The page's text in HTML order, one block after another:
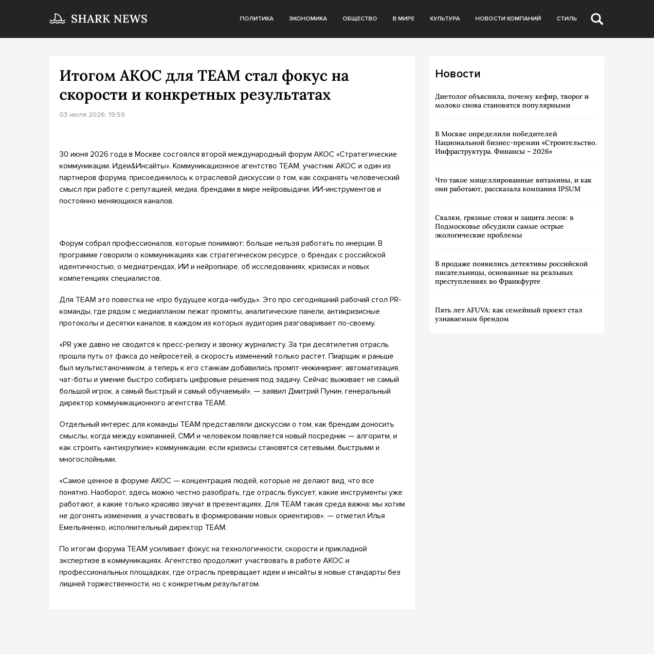
ПОЛИТИКА ЭКОНОМИКА ОБЩЕСТВО В МИРЕ КУЛЬТУРА НОВОСТИ КОМПАНИЙ СТИЛЬ
Итогом АКОС для TEAM стал фокус на
скорости и конкретных результатах
03 июля 2026, 19:59
30 июня 2026 года в Москве состоялся второй международный форум АКОС «Стратегические
коммуникации. Идеи&Инсайты». Коммуникационное агентство TEAM, участник АКОС и один из
партнеров форума, присоединилось к отраслевой дискуссии о том, как сохранять человеческий
смысл при работе с репутацией, медиа, брендами в мире нейровыдачи, ИИ-инструментов и
постоянно меняющихся каналов.
Форум собрал профессионалов, которые понимают: больше нельзя работать по инерции. В
программе говорили о коммуникациях как стратегическом ресурсе, о брендах с российской
идентичностью, о медиатрендах, ИИ и нейропиаре, об исследованиях, кризисах и новых
компетенциях специалистов.
Для TEAM это повестка не «про будущее когда-нибудь». Это про сегодняшний рабочий стол PR-
команды, где рядом с медиапланом лежат промпты, аналитические панели, антикризисные
протоколы и десятки каналов, в каждом из которых аудитория разговаривает по-своему.
«PR уже давно не сводится к пресс-релизу и звонку журналисту. За три десятилетия отрасль
прошла путь от факса до нейросетей, а скорость изменений только растет. Пиарщик и раньше
был мультистаночником, а теперь к его станкам добавились промпт-инжиниринг, автоматизация,
чат-боты и умение быстро собирать цифровые решения под задачу. Сейчас выживает не самый
большой игрок, а самый быстрый и самый обучаемый», — заявил Дмитрий Пунин, генеральный
директор коммуникационного агентства TEAM.
Отдельный интерес для команды TEAM представляли дискуссии о том, как брендам доносить
смыслы, когда между компанией, СМИ и человеком появляется новый посредник — алгоритм, и
как строить «антихрупкие» коммуникации, если кризисы становятся сетевыми, быстрыми и
многослойными.
«Самое ценное в форуме АКОС — концентрация людей, которые не делают вид, что все
понятно. Наоборот, здесь можно честно разобрать, где отрасль буксует, какие инструменты уже
работают, а какие только красиво звучат в презентациях. Для TEAM такая среда важна: мы хотим
не догонять изменения, а участвовать в формировании новых ориентиров», — отметил Илья
Емельяненко, исполнительный директор TEAM.
По итогам форума TEAM усиливает фокус на технологичности, скорости и прикладной
экспертизе в коммуникациях. Агентство продолжит участвовать в работе АКОС и
профессиональных площадках, где отрасль превращает идеи и инсайты в новые стандарты без
лишней торжественности, но с конкретным результатом.
Новости
Диетолог объяснила, почему кефир, творог и
молоко снова становятся популярными
В Москве определили победителей
Национальной бизнес-премии «Строительство.
Инфраструктура. Финансы – 2026»
Что такое мицеллированные витамины, и как
они работают, рассказала компания IPSUM
Свалки, грязные стоки и защита лесов: в
Подмосковье обсудили самые острые
экологические проблемы
В продаже появились детективы российской
писательницы, основанные на реальных
преступлениях во Франкфурте
Пять лет AFUVA: как семейный проект стал
узнаваемым брендом